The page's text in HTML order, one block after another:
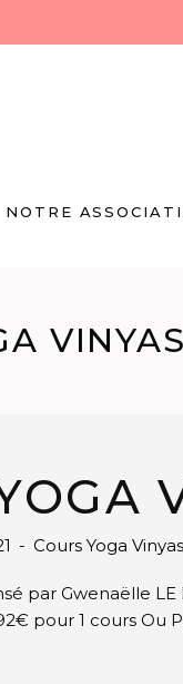
NOTRE
Cours Yoga
par Gwenaëlle
pour 1 cours Ou